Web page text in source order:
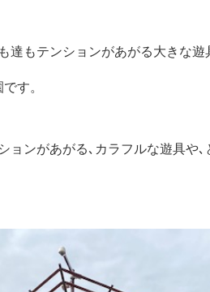
達もテンションがあがる大きな
す。
ョンがあがる､カラフルな遊具や